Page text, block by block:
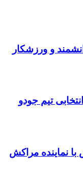
و ورزشکار
تیم جودو
با نماینده مراکش